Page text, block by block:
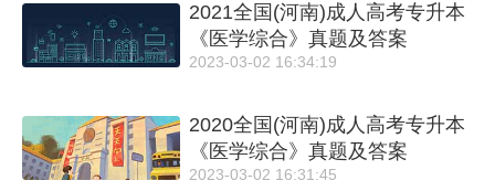
2021全国(河南)成人高考专升本
《医学综合》真题及答案
2023-03-02 16:34:19
2020全国(河南)成人高考专升本
《医学综合》真题及答案
2023-03-02 16:31:45